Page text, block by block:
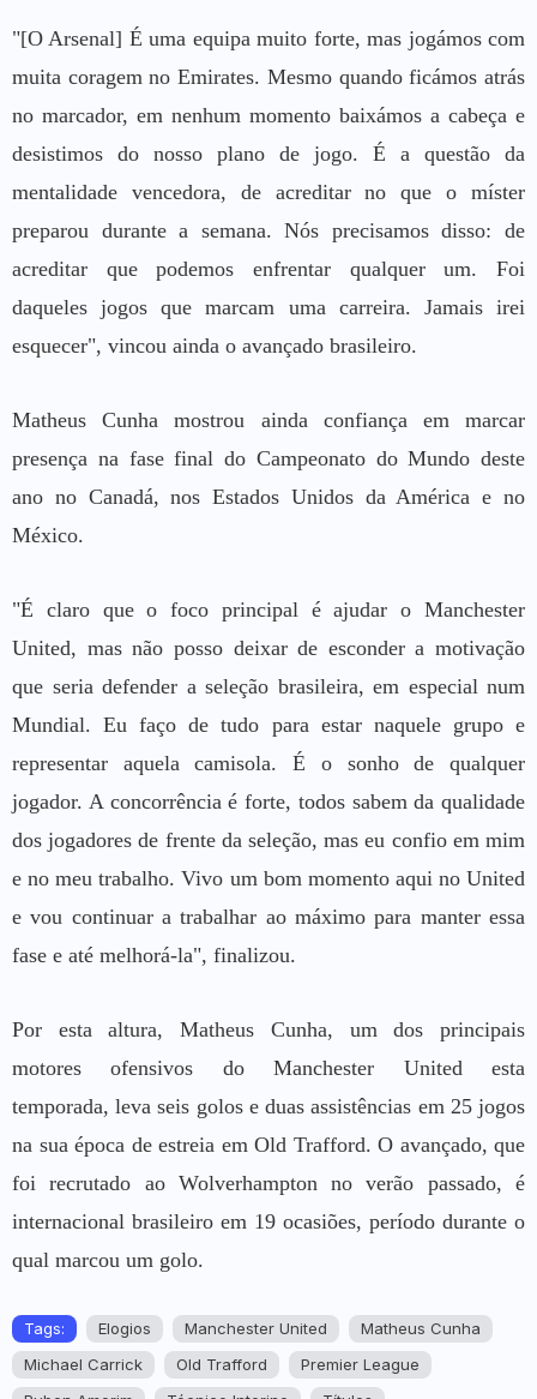
"[O Arsenal] É uma equipa muito forte, mas jogámos com
muita coragem no Emirates. Mesmo quando ficámos atrás
no marcador, em nenhum momento baixámos a cabeça e
desistimos do nosso plano de jogo. É a questão da
mentalidade vencedora, de acreditar no que o míster
preparou durante a semana. Nós precisamos disso: de
acreditar que podemos enfrentar qualquer um. Foi
daqueles jogos que marcam uma carreira. Jamais irei
esquecer", vincou ainda o avançado brasileiro.
Matheus Cunha mostrou ainda confiança em marcar
presença na fase final do Campeonato do Mundo deste
ano no Canadá, nos Estados Unidos da América e no
México.
"É claro que o foco principal é ajudar o Manchester
United, mas não posso deixar de esconder a motivação
que seria defender a seleção brasileira, em especial num
Mundial. Eu faço de tudo para estar naquele grupo e
representar aquela camisola. É o sonho de qualquer
jogador. A concorrência é forte, todos sabem da qualidade
dos jogadores de frente da seleção, mas eu confio em mim
e no meu trabalho. Vivo um bom momento aqui no United
e vou continuar a trabalhar ao máximo para manter essa
fase e até melhorá-la", finalizou.
Por esta altura, Matheus Cunha, um dos principais
motores ofensivos do Manchester United esta
temporada, leva seis golos e duas assistências em 25 jogos
na sua época de estreia em Old Trafford. O avançado, que
foi recrutado ao Wolverhampton no verão passado, é
internacional brasileiro em 19 ocasiões, período durante o
qual marcou um golo.
Tags: Elogios Manchester United
Matheus Cunha
Michael Carrick
Old Trafford
Premier League